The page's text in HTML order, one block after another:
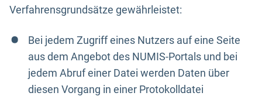
Verfahrensgrundsätze gewährleistet:
Bei jedem Zugriff eines Nutzers auf eine Seite
aus dem Angebot des NUMIS-Portals und bei
jedem Abruf einer Datei werden Daten über
diesen Vorgang in einer Protokolldatei